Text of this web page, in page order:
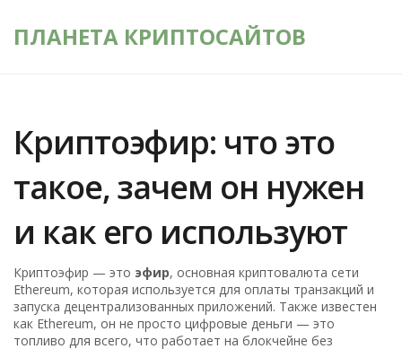
ПЛАНЕТА КРИПТОСАЙТОВ
Криптоэфир: что это
такое, зачем он нужен
и как его используют
Криптоэфир — это эфир, основная криптовалюта сети
Ethereum, которая используется для оплаты транзакций и
запуска децентрализованных приложений. Также известен
как Ethereum, он не просто цифровые деньги — это
топливо для всего, что работает на блокчейне без